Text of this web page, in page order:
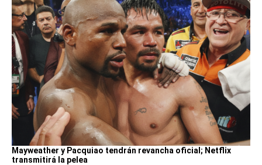
Mayweather y Pacquiao tendrán revancha oficial; Netflix
transmitirá la pelea